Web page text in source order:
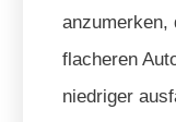
anzumerken,
flacheren
niedriger